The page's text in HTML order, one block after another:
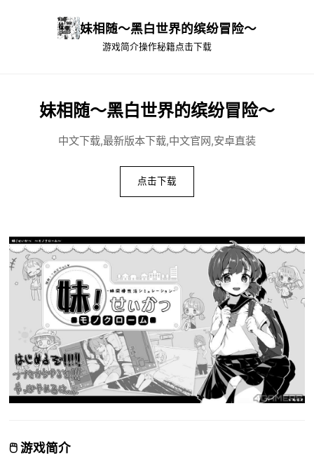
妹相随～黑白世界的缤纷冒险～
游戏简介操作秘籍点击下载
妹相随～黑白世界的缤纷冒险～
中文下载,最新版本下载,中文官网,安卓直装
点击下载
🖱️ 游戏简介